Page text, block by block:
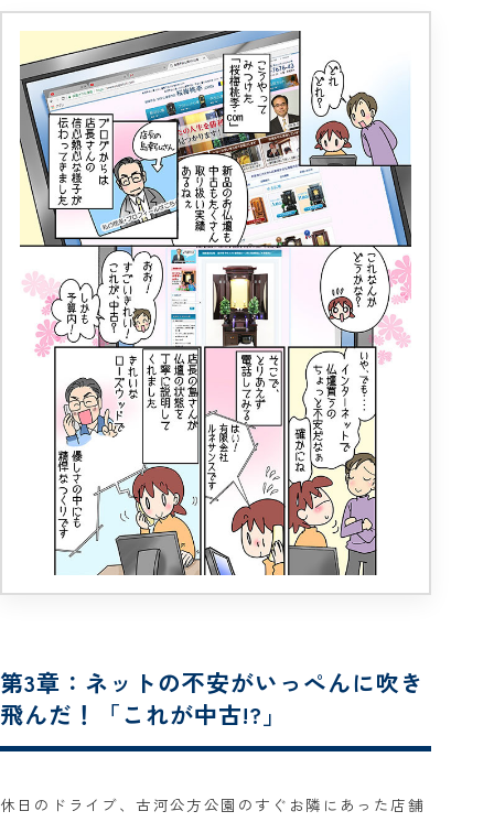
第3章：ネットの不安がいっぺんに吹き
飛んだ！「これが中古!?」
休日のドライブ、古河公方公園のすぐお隣にあった店舗